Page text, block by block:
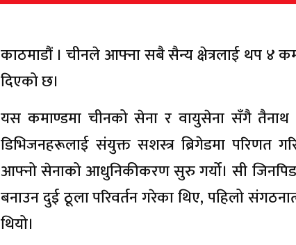
काठमाडौं । चीनले आफ्ना सबै सैन्य क्षेत्रलाई थप ४
दिएको छ।
यस कमाण्डमा चीनको सेना र वायुसेना सँगै
डिभिजनहरूलाई संयुक्त सशस्त्र ब्रिगेडमा परिणत
आफ्नो सेनाको आधुनिकीकरण सुरु गर्यो। सी
बनाउन दुई ठूला परिवर्तन गरेका थिए, पहिलो
थियो।